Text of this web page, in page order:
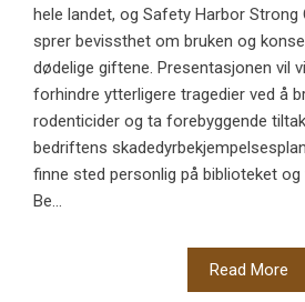
hele landet, og Safety Harbor Strong
sprer bevissthet om bruken og
dødelige giftene. Presentasjonen vil
forhindre ytterligere tragedier ved å
rodenticider og ta forebyggende
bedriftens
finne sted personlig på biblioteket
Be...
Read More